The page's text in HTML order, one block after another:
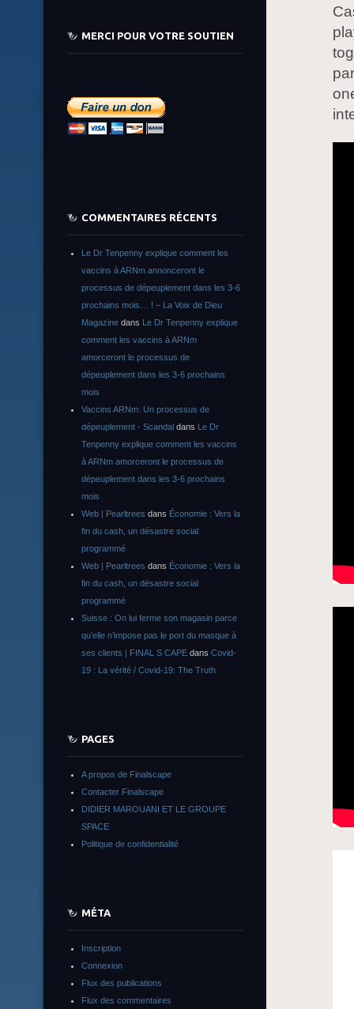
MERCI POUR VOTRE SOUTIEN
COMMENTAIRES RÉCENTS
Le Dr Tenpenny explique comment les
vaccins à ARNm annonceront le
processus de dépeuplement dans les 3-6
prochains mois… ! – La Voix de Dieu
Magazine dans Le Dr Tenpenny explique
comment les vaccins à ARNm
amorceront le processus de
dépeuplement dans les 3-6 prochains
mois
Vaccins ARNm: Un processus de
dépeuplement - Scandal dans Le Dr
Tenpenny explique comment les vaccins
à ARNm amorceront le processus de
dépeuplement dans les 3-6 prochains
mois
Web | Pearltrees dans Économie : Vers la
fin du cash, un désastre social
programmé
Web | Pearltrees dans Économie : Vers la
fin du cash, un désastre social
programmé
Suisse : On lui ferme son magasin parce
qu’elle n’impose pas le port du masque à
ses clients | FINAL S CAPE dans Covid-
19 : La vérité / Covid-19: The Truth
PAGES
A propos de Finalscape
Contacter Finalscape
DIDIER MAROUANI ET LE GROUPE
SPACE
Politique de confidentialité
MÉTA
Inscription
Connexion
Flux des publications
Flux des commentaires